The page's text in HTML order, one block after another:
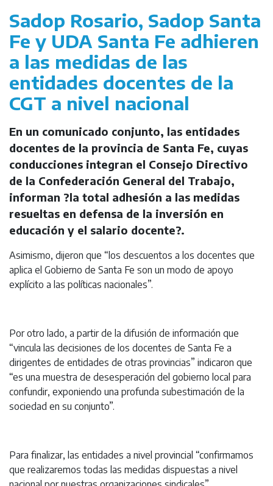
Sadop Rosario, Sadop Santa
Fe y UDA Santa Fe adhieren
a las medidas de las
entidades docentes de la
CGT a nivel nacional
En un comunicado conjunto, las entidades
docentes de la provincia de Santa Fe, cuyas
conducciones integran el Consejo Directivo
de la Confederación General del Trabajo,
informan ?la total adhesión a las medidas
resueltas en defensa de la inversión en
educación y el salario docente?.
Asimismo, dijeron que “los descuentos a los docentes que
aplica el Gobierno de Santa Fe son un modo de apoyo
explícito a las políticas nacionales”.
Por otro lado, a partir de la difusión de información que
“vincula las decisiones de los docentes de Santa Fe a
dirigentes de entidades de otras provincias” indicaron que
“es una muestra de desesperación del gobierno local para
confundir, exponiendo una profunda subestimación de la
sociedad en su conjunto”.
Para finalizar, las entidades a nivel provincial “confirmamos
que realizaremos todas las medidas dispuestas a nivel